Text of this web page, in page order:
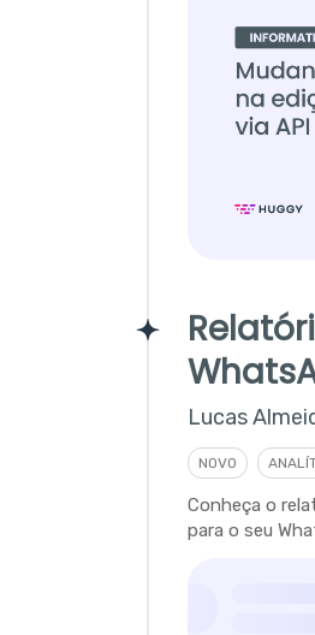
Lucas
NOVO
Conheça o
para o seu